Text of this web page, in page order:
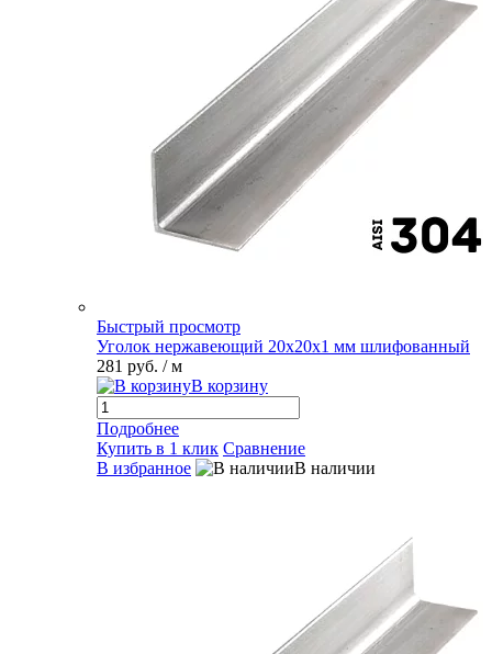
Быстрый просмотр
Уголок нержавеющий 20х20х1 мм шлифованный
281 руб. / м
В корзину
Подробнее
Купить в 1 клик Сравнение
В избранное
В наличии